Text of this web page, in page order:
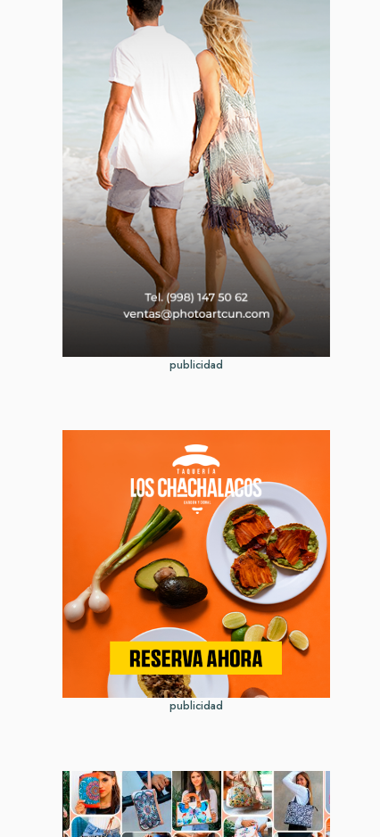
publicidad
publicidad